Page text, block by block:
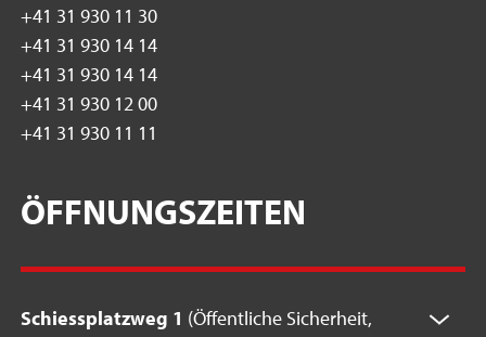
+41 31 930 11 30
+41 31 930 14 14
+41 31 930 14 14
+41 31 930 12 00
+41 31 930 11 11
ÖFFNUNGSZEITEN
Schiessplatzweg 1 (Öffentliche Sicherheit,